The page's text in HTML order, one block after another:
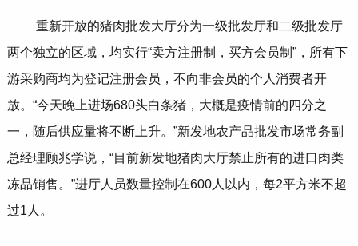
重新开放的猪肉批发大厅分为一级批发厅和二级批发厅
两个独立的区域，均实行“卖方注册制，买方会员制”，所有下
游采购商均为登记注册会员，不向非会员的个人消费者开
放。“今天晚上进场680头白条猪，大概是疫情前的四分之
一，随后供应量将不断上升。”新发地农产品批发市场常务副
总经理顾兆学说，“目前新发地猪肉大厅禁止所有的进口肉类
冻品销售。”进厅人员数量控制在600人以内，每2平方米不超
过1人。